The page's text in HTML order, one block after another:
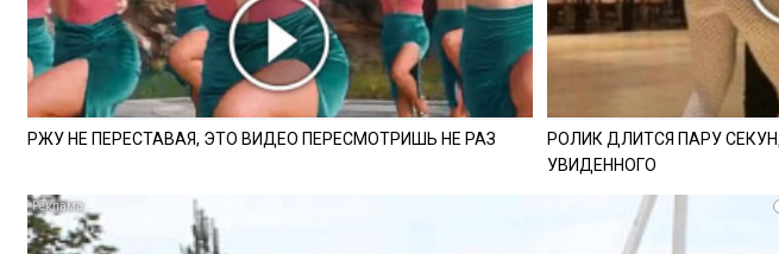
РЖУ НЕ ПЕРЕСТАВАЯ, ЭТО ВИДЕО ПЕРЕСМОТРИШЬ НЕ РАЗ
РОЛИК ДЛИТСЯ ПАРУ
УВИДЕННОГО